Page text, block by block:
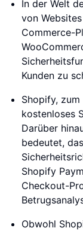
In der Welt
von
Commerce-
Kunden zu
Shopify,
kostenloses
Darüber
bedeutet,
Shopify
Checkout-
Obwohl